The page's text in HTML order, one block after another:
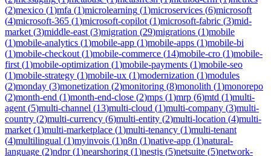
(2)mexico (1)mfa (1)microlearning (1)microservices (6)microsoft
(4)microsoft-365 (1)microsoft-copilot (1)microsoft-fabric (3)mid-
market (3)middle-east (3)migration (29)migrations (1)mobile
(1)mobile-analytics (1)mobile-app (1)mobile-apps (1)mobile-bi
(1)mobile-checkout (1)mobile-commerce (14)mobile-cro (1)mobile-
first (1)mobile-optimization (1)mobile-payments (1)mobile-seo
(1)mobile-strategy (1)mobile-ux (1)modernization (1)modules
(2)monday (3)monetization (2)monitoring (8)monolith (1)monorepo
(2)month-end (1)month-end-close (2)mps (1)mrp (6)mtd (1)multi-
agent (5)multi-channel (13)multi-cloud (1)multi-company (3)multi-
country (2)multi-currency (6)multi-entity (2)multi-location (4)multi-
market (1)multi-marketplace (1)multi-tenancy (1)multi-tenant
(4)multilingual (1)myinvois (1)n8n (1)native-app (1)natural-
language (2)ndpr(1)nearshoring (1)nestjs (5)netsuite (5)network-